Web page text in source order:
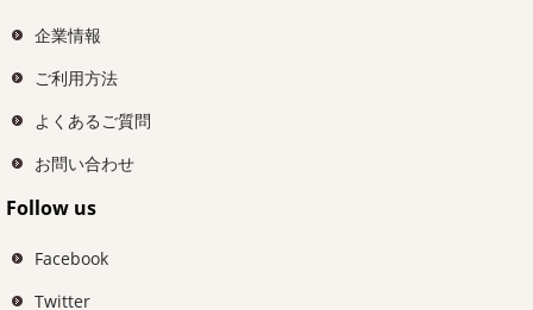
企業情報
ご利用方法
よくあるご質問
お問い合わせ
Follow us
Facebook
Twitter